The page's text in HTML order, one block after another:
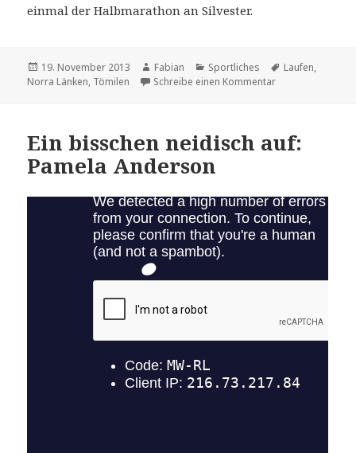
einmal der Halbmarathon an Silvester.
Veröffentlicht
am
19. November 2013 Autor
Fabian Kategorien
Sportliches Schlagwörter
Laufen,
Norra Länken, Tömilen Schreibe einen Kommentarzu In der
Ein bisschen neidisch auf:
Pamela Anderson